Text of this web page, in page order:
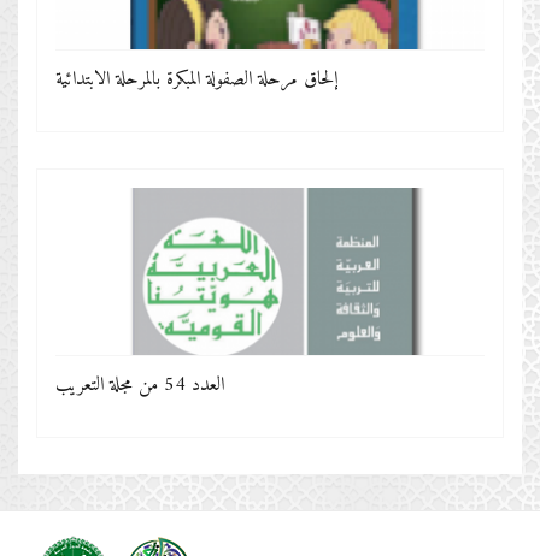
إلحاق مرحلة الصفولة المبكرة بالمرحلة الابتدائية
العدد 54 من مجلة التعريب